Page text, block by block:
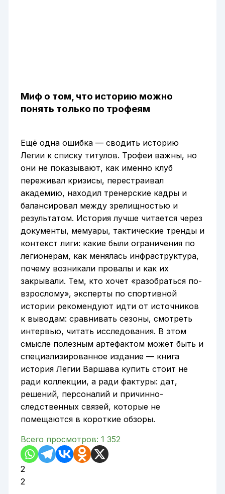
Миф о том, что историю можно
понять только по трофеям
Ещё одна ошибка — сводить историю
Легии к списку титулов. Трофеи важны, но
они не показывают, как именно клуб
переживал кризисы, перестраивал
академию, находил тренерские кадры и
балансировал между зрелищностью и
результатом. История лучше читается через
документы, мемуары, тактические тренды и
контекст лиги: какие были ограничения по
легионерам, как менялась инфраструктура,
почему возникали провалы и как их
закрывали. Тем, кто хочет «разобраться по-
взрослому», эксперты по спортивной
истории рекомендуют идти от источников
к выводам: сравнивать сезоны, смотреть
интервью, читать исследования. В этом
смысле полезным артефактом может быть и
специализированное издание — книга
история Легии Варшава купить стоит не
ради коллекции, а ради фактуры: дат,
решений, персоналий и причинно-
следственных связей, которые не
помещаются в короткие обзоры.
Всего просмотров: 1 352
2
2